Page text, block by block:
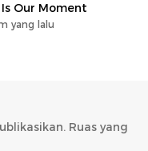
Is Our Moment
yang lalu
Ruas yang